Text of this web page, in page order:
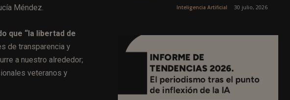
Méndez.
que “la libertad de
de transparencia y
a nuestro alrededor;
veteranos y
Inteligencia Artificial 30 julio, 2026